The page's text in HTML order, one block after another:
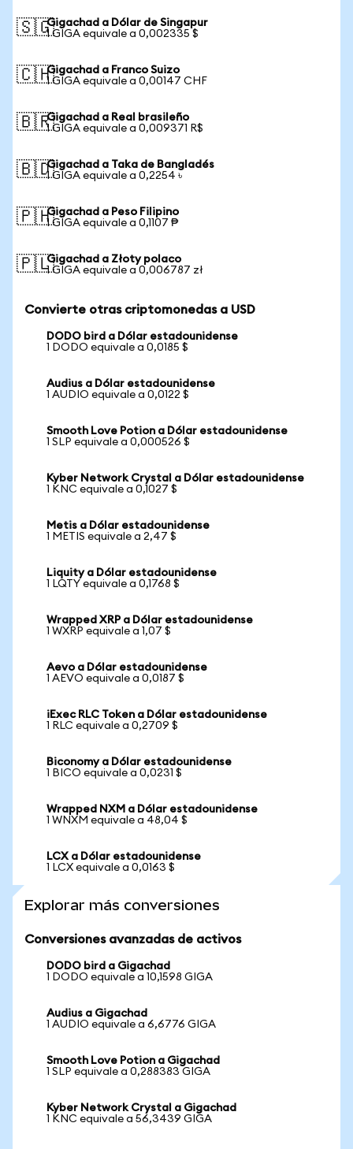
🇸🇬Gigachad a Dólar de Singapur
1 GIGA equivale a 0,002335 $
🇨🇭Gigachad a Franco Suizo
1 GIGA equivale a 0,00147 CHF
🇧🇷Gigachad a Real brasileño
1 GIGA equivale a 0,009371 R$
🇧🇩Gigachad a Taka de Bangladés
1 GIGA equivale a 0,2254 ৳
🇵🇭Gigachad a Peso Filipino
1 GIGA equivale a 0,1107 ₱
🇵🇱Gigachad a Złoty polaco
1 GIGA equivale a 0,006787 zł
Convierte otras criptomonedas a USD
DODO bird a Dólar estadounidense
1 DODO equivale a 0,0185 $
Audius a Dólar estadounidense
1 AUDIO equivale a 0,0122 $
Smooth Love Potion a Dólar estadounidense
1 SLP equivale a 0,000526 $
Kyber Network Crystal a Dólar estadounidense
1 KNC equivale a 0,1027 $
Metis a Dólar estadounidense
1 METIS equivale a 2,47 $
Liquity a Dólar estadounidense
1 LQTY equivale a 0,1768 $
Wrapped XRP a Dólar estadounidense
1 WXRP equivale a 1,07 $
Aevo a Dólar estadounidense
1 AEVO equivale a 0,0187 $
iExec RLC Token a Dólar estadounidense
1 RLC equivale a 0,2709 $
Biconomy a Dólar estadounidense
1 BICO equivale a 0,0231 $
Wrapped NXM a Dólar estadounidense
1 WNXM equivale a 48,04 $
LCX a Dólar estadounidense
1 LCX equivale a 0,0163 $
Explorar más conversiones
Conversiones avanzadas de activos
DODO bird a Gigachad
1 DODO equivale a 10,1598 GIGA
Audius a Gigachad
1 AUDIO equivale a 6,6776 GIGA
Smooth Love Potion a Gigachad
1 SLP equivale a 0,288383 GIGA
Kyber Network Crystal a Gigachad
1 KNC equivale a 56,3439 GIGA